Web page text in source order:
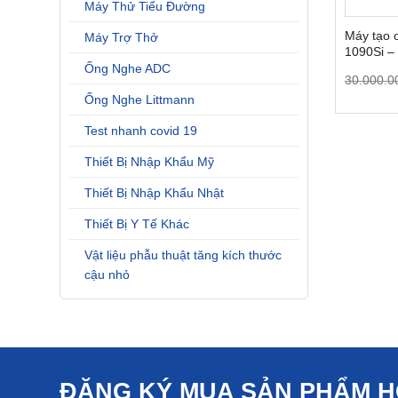
Máy Thử Tiểu Đường
Máy Trợ Thở
Ống Nghe ADC
Ống Nghe Littmann
Test nhanh covid 19
Thiết Bị Nhập Khẩu Mỹ
Thiết Bị Nhập Khẩu Nhật
Thiết Bị Y Tế Khác
Vật liệu phẫu thuật tăng kích thước
cậu nhỏ
Máy tạo
1090Si –
ĐĂNG KÝ MUA SẢN PHẨM